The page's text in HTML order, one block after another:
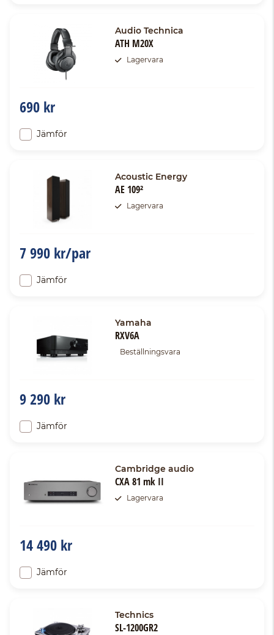
Audio Technica
ATH M20X
Lagervara
690 kr
Jämför
Acoustic Energy
AE 109²
Lagervara
7 990 kr/par
Jämför
Yamaha
RXV6A
Beställningsvara
9 290 kr
Jämför
Cambridge audio
CXA 81 mk II
Lagervara
14 490 kr
Jämför
Technics
SL-1200GR2